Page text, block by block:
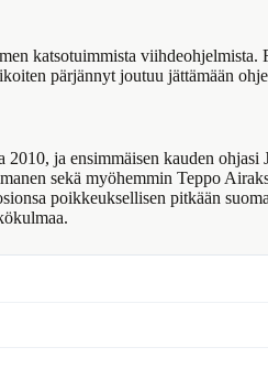
katsotuimmista
pärjännyt joutuu jättämään
ja ensimmäisen kauden ohjasi
sekä myöhemmin Teppo
poikkeuksellisen pitkään